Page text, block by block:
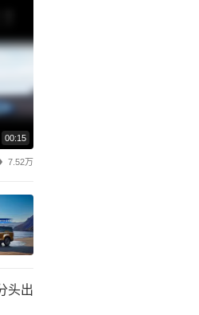
00:15
7.52万
头出